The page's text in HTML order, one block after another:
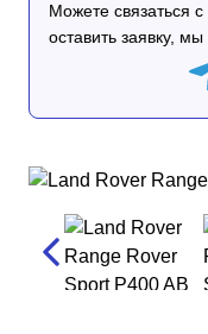
Можете связаться
оставить заявку,